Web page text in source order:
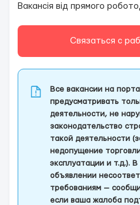
Вакансія від прямого
Связаться с
Все вакансии на
предусматривать
деятельности, не
законодательство
такой деятельности
недопущение
эксплуатации и т.д.).
объявлении
требованиям —
если ваша жалоба